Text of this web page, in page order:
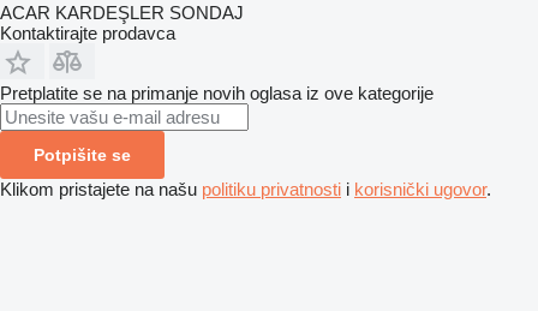
ACAR KARDEŞLER SONDAJ
Kontaktirajte prodavca
Pretplatite se na primanje novih oglasa iz ove kategorije
Potpišite se
Klikom pristajete na našu politiku privatnosti i korisnički ugovor.